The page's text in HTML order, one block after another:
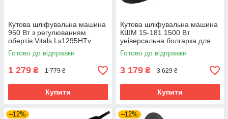
Кутова шліфувальна машина
950 Вт з регулюванням
обертів Vitals Ls1295HTv
УШМ болгарка 125 мм
Готово до відправки
1 279 ₴ 1 779 ₴
Купити
Кутова шліфувальна машина
КШМ 15-181 1500 Вт
універсальна болгарка для
дому і професійних робіт
Готово до відправки
3 179 ₴ 3 629 ₴
Купити
–12% –12%